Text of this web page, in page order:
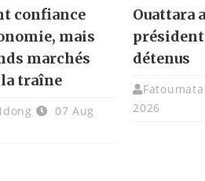
confiance
mais
marchés
traîne
07 Aug
Ouattara
détenus
2026